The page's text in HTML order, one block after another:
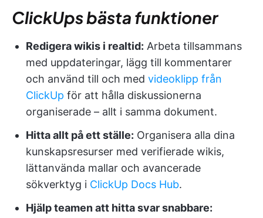
ClickUps bästa funktioner
Redigera wikis i realtid: Arbeta tillsammans
med uppdateringar, lägg till kommentarer
och använd till och med videoklipp från
ClickUp för att hålla diskussionerna
organiserade – allt i samma dokument.
Hitta allt på ett ställe: Organisera alla dina
kunskapsresurser med verifierade wikis,
lättanvända mallar och avancerade
sökverktyg i ClickUp Docs Hub.
Hjälp teamen att hitta svar snabbare: